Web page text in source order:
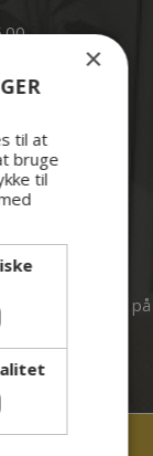
kontaktes på
×
til at
bruge
til